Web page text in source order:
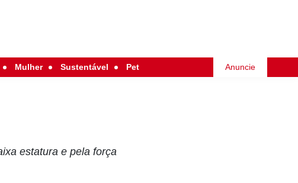
Mulher Sustentável Pet Anuncie
estatura e pela força